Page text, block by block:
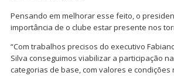
Pensando em melhorar esse feito, o
importância de o clube estar presente nos
“Com trabalhos precisos do executivo
Silva conseguimos viabilizar a participação
categorias de base, com valores e